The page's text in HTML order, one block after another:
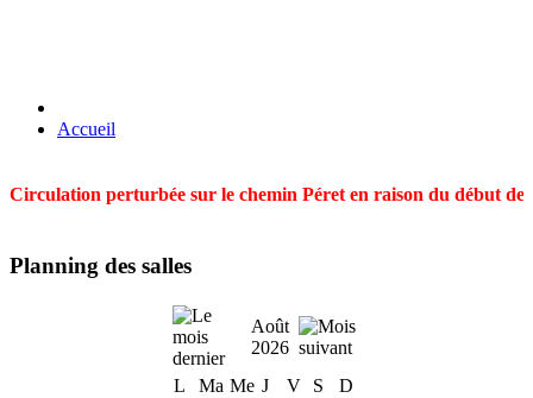
Accueil
Circulation perturbée sur le chemin Péret en raison du début
Planning des salles
Août
2026
L
Ma Me J V S
D